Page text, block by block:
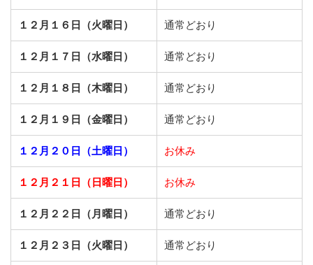
１２月１６日（火曜日） 通常どおり
１２月１７日（水曜日） 通常どおり
１２月１８日（木曜日） 通常どおり
１２月１９日（金曜日） 通常どおり
１２月２０日（土曜日） お休み
１２月２１日（日曜日） お休み
１２月２２日（月曜日） 通常どおり
１２月２３日（火曜日） 通常どおり